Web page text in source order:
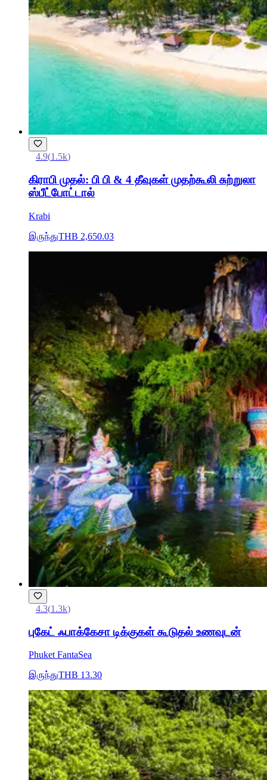
4.9(1.5k)
கிராபி முதல்: பி பி & 4 தீவுகள் முதற்கூலி சுற்றுலா
ஸ்பீட்போட்டால்
Krabi
இருந்துTHB 2,650.03
4.3(1.3k)
புகேட் ஃபாக்கேசா டிக்குகள் கூடுதல் உணவுடன்
Phuket FantaSea
இருந்துTHB 13.30